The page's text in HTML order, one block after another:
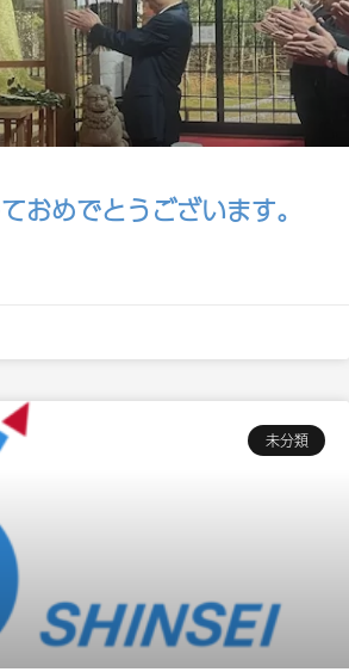
おめでとうございます。
未分類